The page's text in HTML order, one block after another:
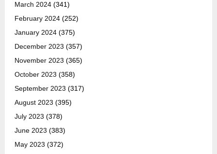
March 2024 (341)
February 2024 (252)
January 2024 (375)
December 2023 (357)
November 2023 (365)
October 2023 (358)
September 2023 (317)
August 2023 (395)
July 2023 (378)
June 2023 (383)
May 2023 (372)